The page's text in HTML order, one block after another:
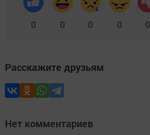
0 0 0 0 0
Расскажите друзьям
Нет комментариев